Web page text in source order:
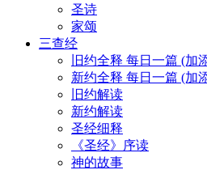
圣诗
家颂
三查经
旧约全释 每日一篇 (加
新约全释 每日一篇 (加
旧约解读
新约解读
圣经细释
《圣经》序读
神的故事